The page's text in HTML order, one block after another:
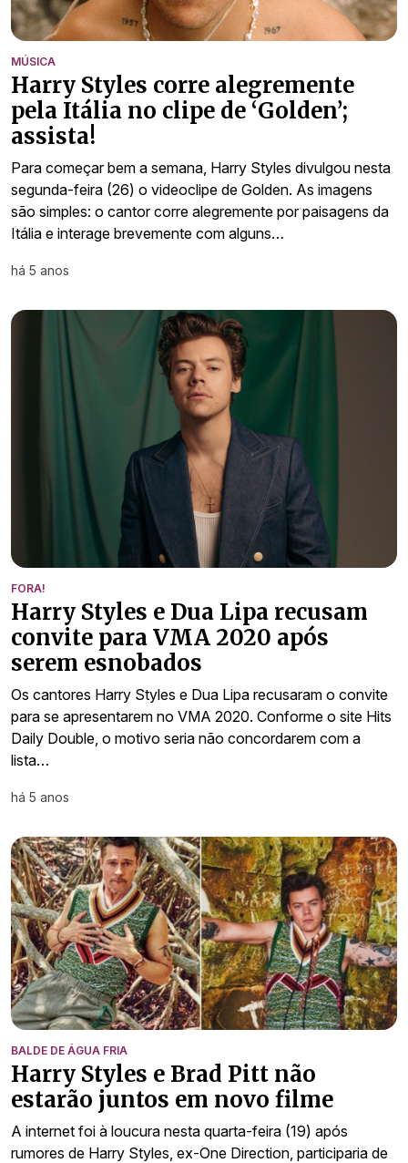
MÚSICA
Harry Styles corre alegremente
pela Itália no clipe de ‘Golden’;
assista!
Para começar bem a semana, Harry Styles divulgou nesta
segunda-feira (26) o videoclipe de Golden. As imagens
são simples: o cantor corre alegremente por paisagens da
Itália e interage brevemente com alguns…
há 5 anos
FORA!
Harry Styles e Dua Lipa recusam
convite para VMA 2020 após
serem esnobados
Os cantores Harry Styles e Dua Lipa recusaram o convite
para se apresentarem no VMA 2020. Conforme o site Hits
Daily Double, o motivo seria não concordarem com a
lista…
há 5 anos
BALDE DE ÁGUA FRIA
Harry Styles e Brad Pitt não
estarão juntos em novo filme
A internet foi à loucura nesta quarta-feira (19) após
rumores de Harry Styles, ex-One Direction, participaria de